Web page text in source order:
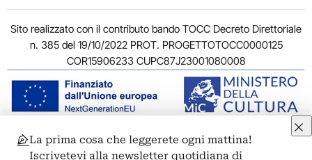
Sito realizzato con il contributo bando TOCC Decreto Direttoriale
n. 385 del 19/10/2022 PROT. PROGETTOTOCC0000125
COR15906233 CUPC87J23001080008
© 2011-2026 ARTRIBUNE srl – Corso Vittorio Emanuele II, 287 –
La prima cosa che leggerete ogni mattina!
Iscrivetevi alla newsletter quotidiana di